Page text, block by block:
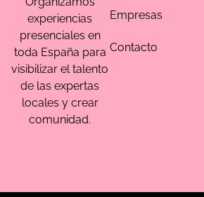
experiencias
presenciales en
toda España para
visibilizar el talento
de las expertas
locales y crear
comunidad.
Empresas
Contacto